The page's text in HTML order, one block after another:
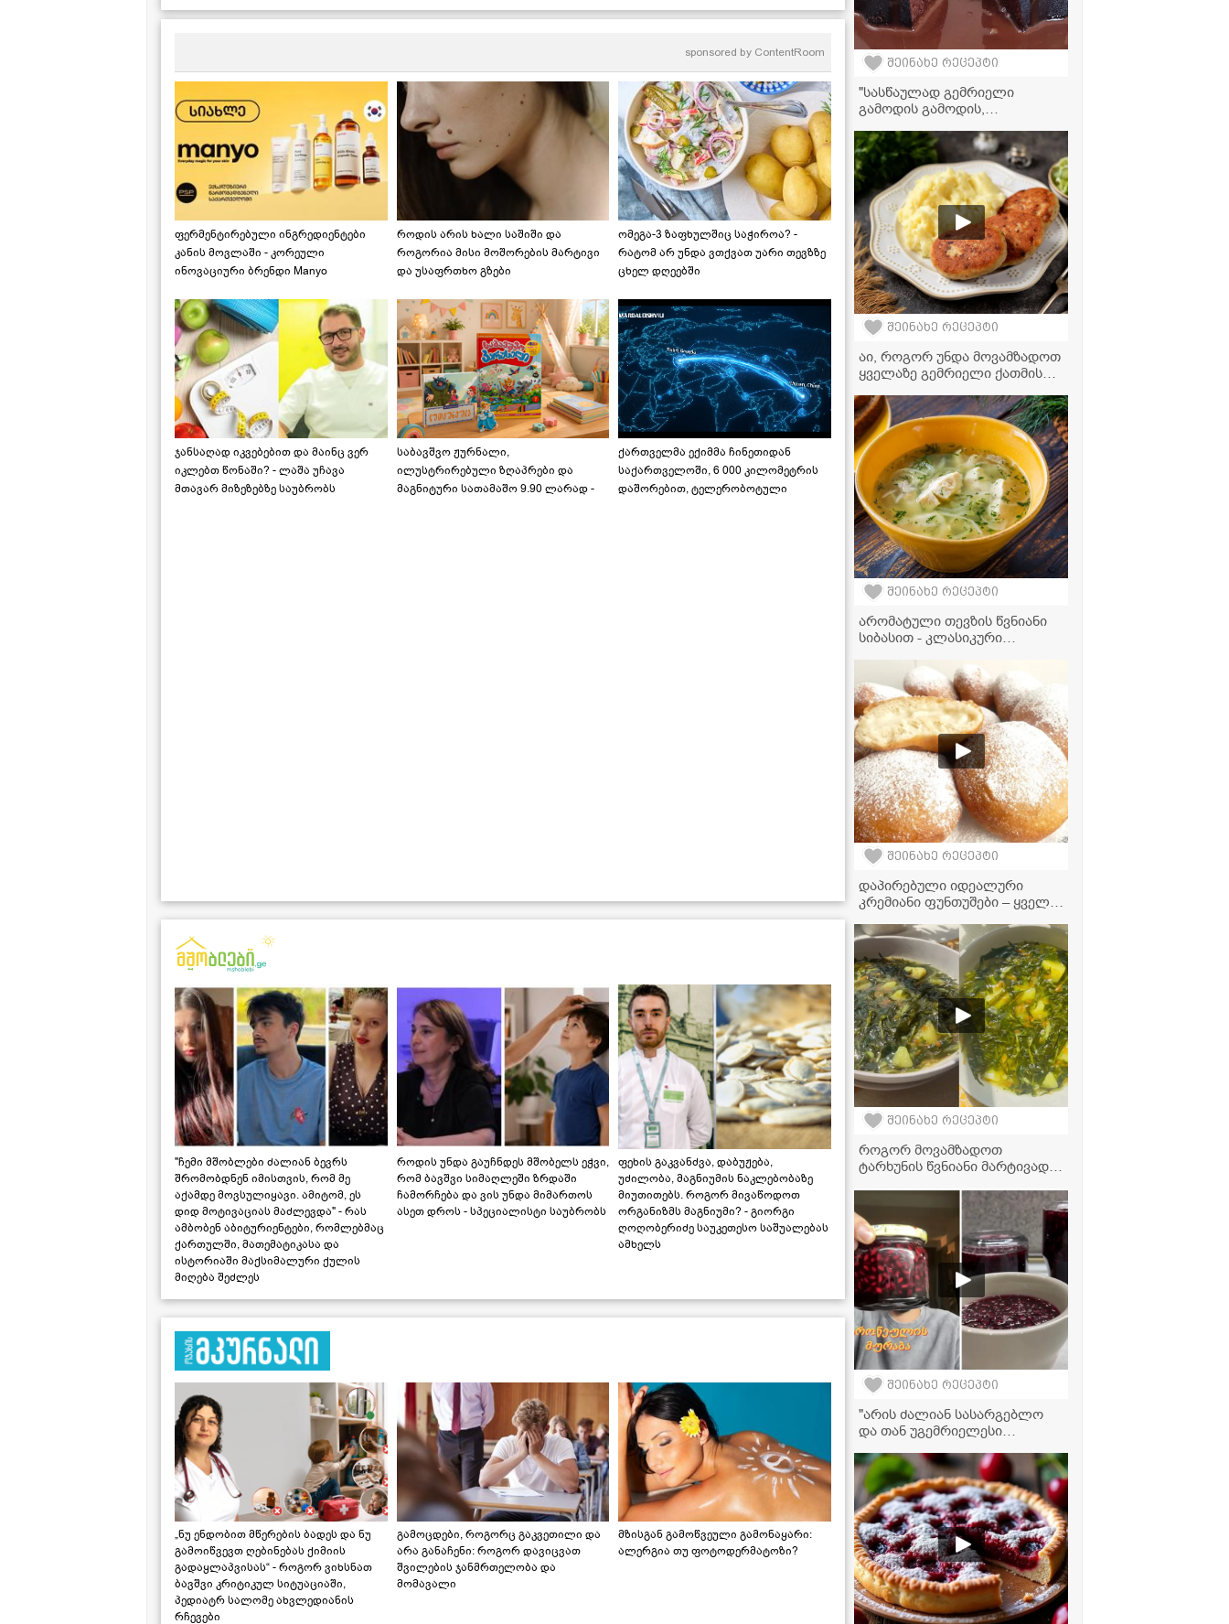
sponsored by ContentRoom
ფერმენტირებული ინგრედიენტები
კანის მოვლაში - კორეული
ინოვაციური ბრენდი Manyo
როდის არის ხალი საშიში და
როგორია მისი მოშორების მარტივი
და უსაფრთხო გზები
ომეგა-3 ზაფხულშიც საჭიროა? -
რატომ არ უნდა ვთქვათ უარი თევზზე
ცხელ დღეებში
ჯანსაღად იკვებებით და მაინც ვერ
იკლებთ წონაში? - ლაშა უჩავა
მთავარ მიზეზებზე საუბრობს
საბავშვო ჟურნალი,
ილუსტრირებული ზღაპრები და
მაგნიტური სათამაშო 9.90 ლარად -
ქართველმა ექიმმა ჩინეთიდან
საქართველოში, 6 000 კილომეტრის
დაშორებით, ტელერობოტული
"ჩემი მშობლები ძალიან ბევრს
შრომობდნენ იმისთვის, რომ მე
აქამდე მოვსულიყავი. ამიტომ, ეს
დიდ მოტივაციას მაძლევდა" - რას
ამბობენ აბიტურიენტები, რომლებმაც
ქართულში, მათემატიკასა და
ისტორიაში მაქსიმალური ქულის
მიღება შეძლეს
როდის უნდა გაუჩნდეს მშობელს ეჭვი,
რომ ბავშვი სიმაღლეში ზრდაში
ჩამორჩება და ვის უნდა მიმართოს
ასეთ დროს - სპეციალისტი საუბრობს
ფეხის გაკვანძვა, დაბუჟება,
უძილობა, მაგნიუმის ნაკლებობაზე
მიუთითებს. როგორ მივაწოდოთ
ორგანიზმს მაგნიუმი? - გიორგი
ღოღობერიძე საუკეთესო საშუალებას
ამხელს
„ნუ ენდობით მწერების ბადეს და ნუ
გამოიწვევთ ღებინებას ქიმიის
გადაყლაპვისას“ - როგორ ვიხსნათ
ბავშვი კრიტიკულ სიტუაციაში,
პედიატრ სალომე ახვლედიანის
რჩევები
გამოცდები, როგორც გაკვეთილი და
არა განაჩენი: როგორ დავიცვათ
შვილების ჯანმრთელობა და
მომავალი
მზისგან გამოწვეული გამონაყარი:
ალერგია თუ ფოტოდერმატოზი?
შეინახე რეცეპტი
"სასწაულად გემრიელი
გამოდის გამოდის,
მომზადება" - მკითხველის
ვიდეორეცეპტი
შეინახე რეცეპტი
აი, როგორ უნდა მოვამზადოთ
ყველაზე გემრიელი ქათმის
შეინახე რეცეპტი
არომატული თევზის წვნიანი
სიბასით - კლასიკური
შეინახე რეცეპტი
დაპირებული იდეალური
კრემიანი ფუნთუშები – ყველა
შეინახე რეცეპტი
როგორ მოვამზადოთ
ტარხუნის წვნიანი მარტივად
შეინახე რეცეპტი
"არის ძალიან სასარგებლო
და თან უგემრიელესი
მურაბის ვიდეორეცეპტი